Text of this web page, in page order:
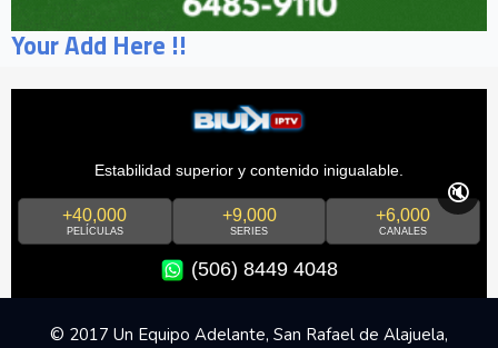
Your Add Here !!
Estabilidad superior y contenido inigualable.
+40,000
PELÍCULAS
+9,000
SERIES
+6,000
CANALES
(506) 8449 4048
🔇
© 2017 Un Equipo Adelante, San Rafael de Alajuela,